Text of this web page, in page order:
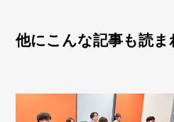
他にこんな記事も読